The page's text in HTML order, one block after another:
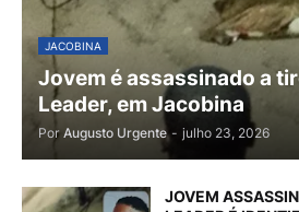
JACOBINA
Jovem é assassinado a
Leader, em Jacobina
Por Augusto Urgente - julho 23, 2026
JOVEM